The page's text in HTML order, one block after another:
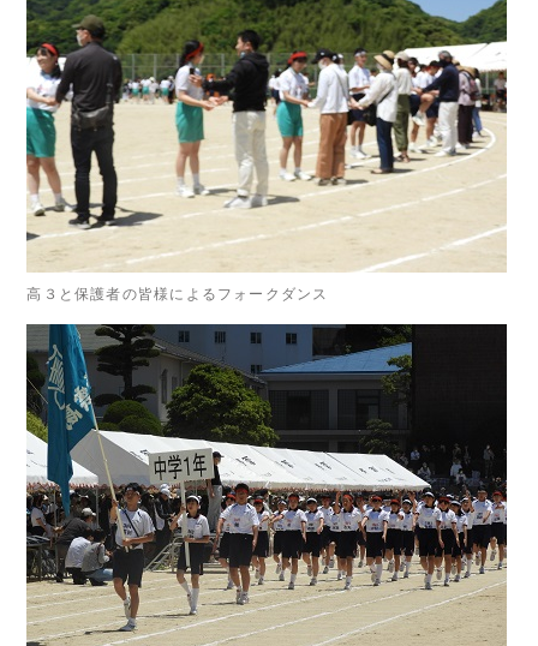
高３と保護者の皆様によるフォークダンス